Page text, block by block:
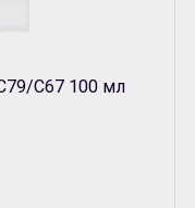
C67 100 мл